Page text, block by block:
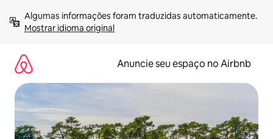
para
Mostrar idioma original
Anuncie seu espaço no Airbnb